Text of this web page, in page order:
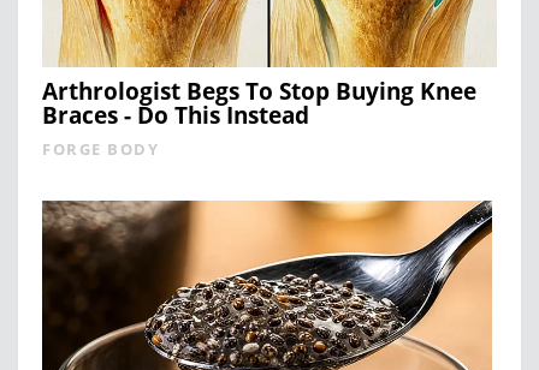
Arthrologist Begs To Stop Buying Knee
Braces - Do This Instead
FORGE BODY